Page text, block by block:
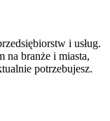
i usług.
na branże i miasta,
potrzebujesz.